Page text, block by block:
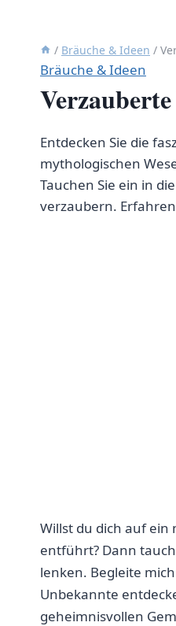
/ Bräuche & Ideen /
Bräuche & Ideen
Entdecken Sie die
mythologischen
Tauchen Sie ein in
verzaubern.
Willst du dich ⁢auf‍
‌entführt? Dann
lenken. Begleite
Unbekannte
geheimnisvollen‍